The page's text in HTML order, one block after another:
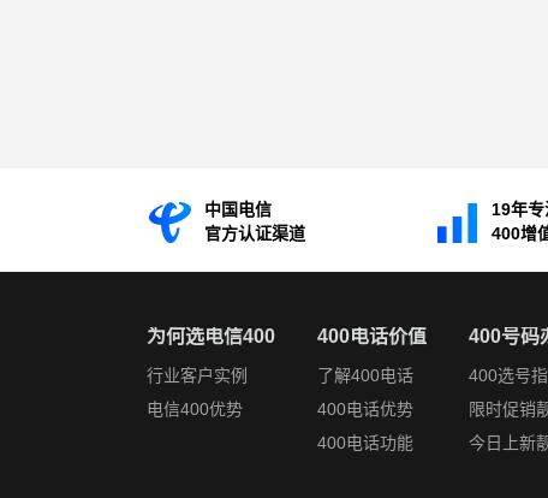
中国电信
官方认证渠道
19年专
400增
为何选电信400
行业客户实例
电信400优势
400电话价值
了解400电话
400电话优势
400电话功能
400号码
400选号
限时促销
今日上新